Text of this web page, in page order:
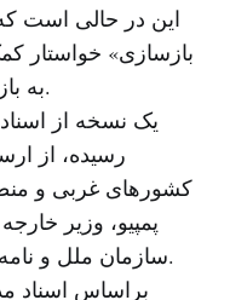
این در حالی است
بازسازی» خواستار
به بازگشت آوارگان سوری شده است.
یک نسخه از
رسیده، از
کشورهای غربی و
پمپیو، وزیر
سازمان ملل و نامه‌های بین المللی دیگر خبر می‌دهد.
براساس اسناد